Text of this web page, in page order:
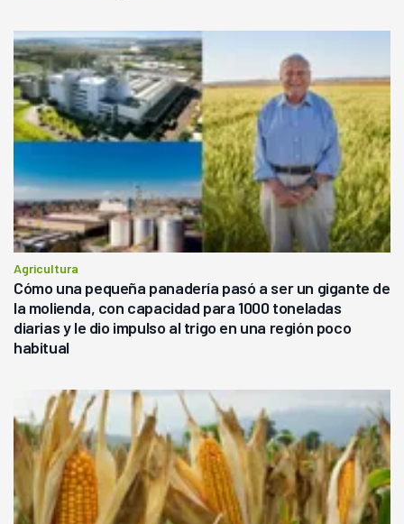
Agricultura
Cómo una pequeña panadería pasó a ser un gigante de
la molienda, con capacidad para 1000 toneladas
diarias y le dio impulso al trigo en una región poco
habitual